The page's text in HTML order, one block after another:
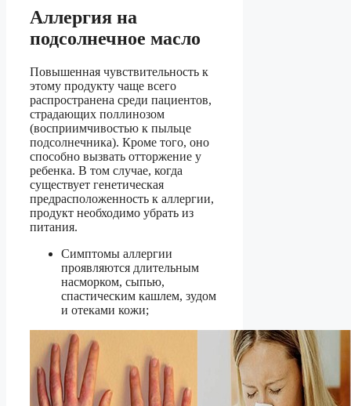
Аллергия на
подсолнечное масло
Повышенная чувствительность к
этому продукту чаще всего
распространена среди пациентов,
страдающих поллинозом
(восприимчивостью к пыльце
подсолнечника). Кроме того, оно
способно вызвать отторжение у
ребенка. В том случае, когда
существует генетическая
предрасположенность к аллергии,
продукт необходимо убрать из
питания.
Симптомы аллергии
проявляются длительным
насморком, сыпью,
спастическим кашлем, зудом
и отеками кожи;